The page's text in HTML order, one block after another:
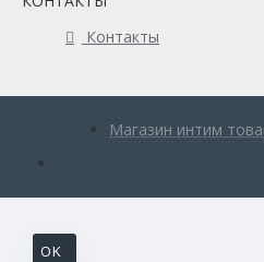
Контакты
Магазин интим
OK